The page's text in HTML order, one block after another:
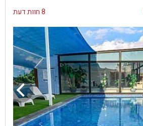
8 חוות דעת